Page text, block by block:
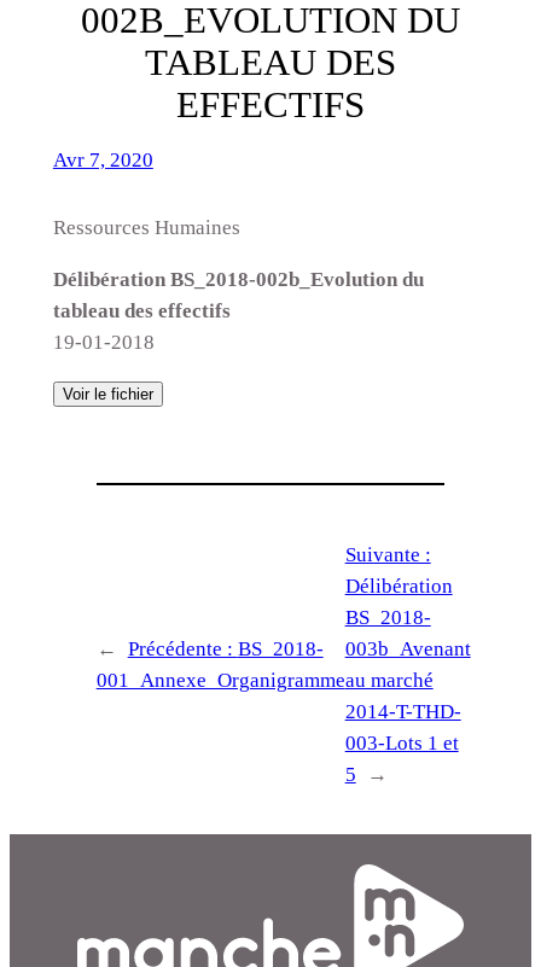
002B_EVOLUTION DU
TABLEAU DES
EFFECTIFS
Avr 7, 2020
Ressources Humaines
Délibération BS_2018-002b_Evolution du
tableau des effectifs
19-01-2018
Voir le fichier
← Précédente : BS_2018-
001_Annexe_Organigramme
Suivante :
Délibération
BS_2018-
003b_Avenant
au marché
2014-T-THD-
003-Lots 1 et
5
→